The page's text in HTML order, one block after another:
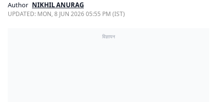
Author NIKHIL ANURAG
UPDATED: MON, 8 JUN 2026 05:55 PM (IST)
विज्ञापन